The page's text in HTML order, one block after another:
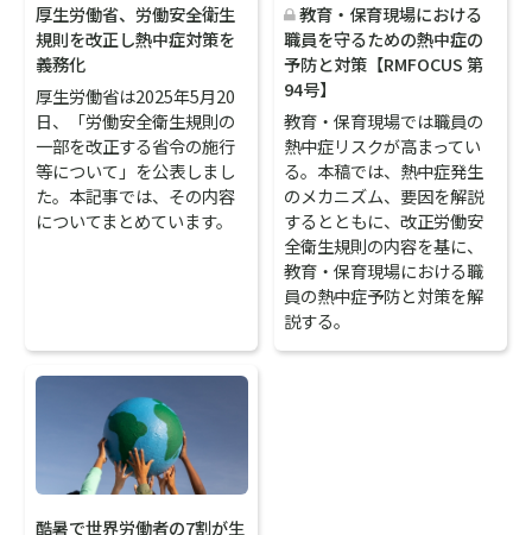
厚生労働省、労働安全衛生
規則を改正し熱中症対策を
義務化
厚生労働省は2025年5月20
日、「労働安全衛生規則の
一部を改正する省令の施行
等について」を公表しまし
た。本記事では、その内容
についてまとめています。
教育・保育現場における
職員を守るための熱中症の
予防と対策【RMFOCUS 第
94号】
教育・保育現場では職員の
熱中症リスクが高まってい
る。本稿では、熱中症発生
のメカニズム、要因を解説
するとともに、改正労働安
全衛生規則の内容を基に、
教育・保育現場における職
員の熱中症予防と対策を解
説する。
酷暑で世界労働者の7割が生